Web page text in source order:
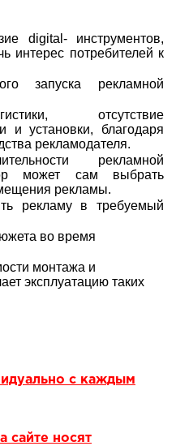
digital- инструментов,
интерес потребителей к
запуска рекламной
отсутствие
и установки, благодаря
рекламодателя.
рекламной
может сам выбрать
рекламы.
рекламу в требуемый
во время
монтажа и
эксплуатацию таких
с каждым
сайте носят